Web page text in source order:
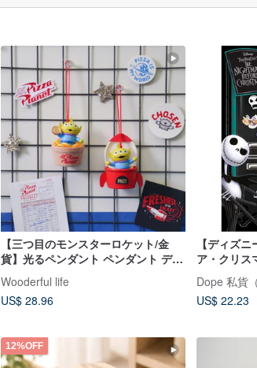
【三つ目のモンスターロケット/金
貨】光るペンダント ペンダント ディ
Wooderful life
US$ 28.96
【ディズ
ア・クリス
Dope 私貨
US$ 22.23
12%OFF